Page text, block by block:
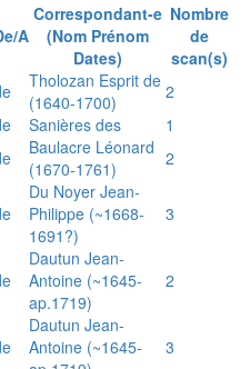
A
Correspondant-e
(Nom Prénom
Dates)
Nombre
de
scan(s)
Tholozan Esprit de
(1640-1700)
2
Sanières des
1
Baulacre Léonard
(1670-1761)
2
Du Noyer Jean-
Philippe (~1668-
1691?)
3
Dautun Jean-
Antoine (~1645-
ap.1719)
2
Dautun Jean-
Antoine (~1645-
3